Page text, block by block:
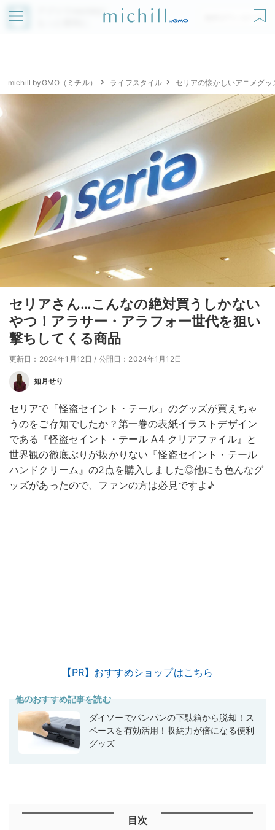
アプリでmichillが
無料ダウンロード
michill byGMO（ミチル） ライフスタイル セリアの懐かしいアニメグッ
セリアさん…こんなの絶対買うしかない
やつ！アラサー・アラフォー世代を狙い
撃ちしてくる商品
更新日：2024年1月12日 / 公開日：2024年1月12日
如月せり
セリアで「怪盗セイント・テール」のグッズが買えちゃ
うのをご存知でしたか？第一巻の表紙イラストデザイン
である『怪盗セイント・テール A4 クリアファイル』と
世界観の徹底ぶりが抜かりない『怪盗セイント・テール
ハンドクリーム』の2点を購入しました◎他にも色んなグ
ッズがあったので、ファンの方は必見ですよ♪
【PR】おすすめショップはこちら
他のおすすめ記事を読む
ダイソーでパンパンの下駄箱から脱却！ス
ペースを有効活用！収納力が倍になる便利
グッズ
目次